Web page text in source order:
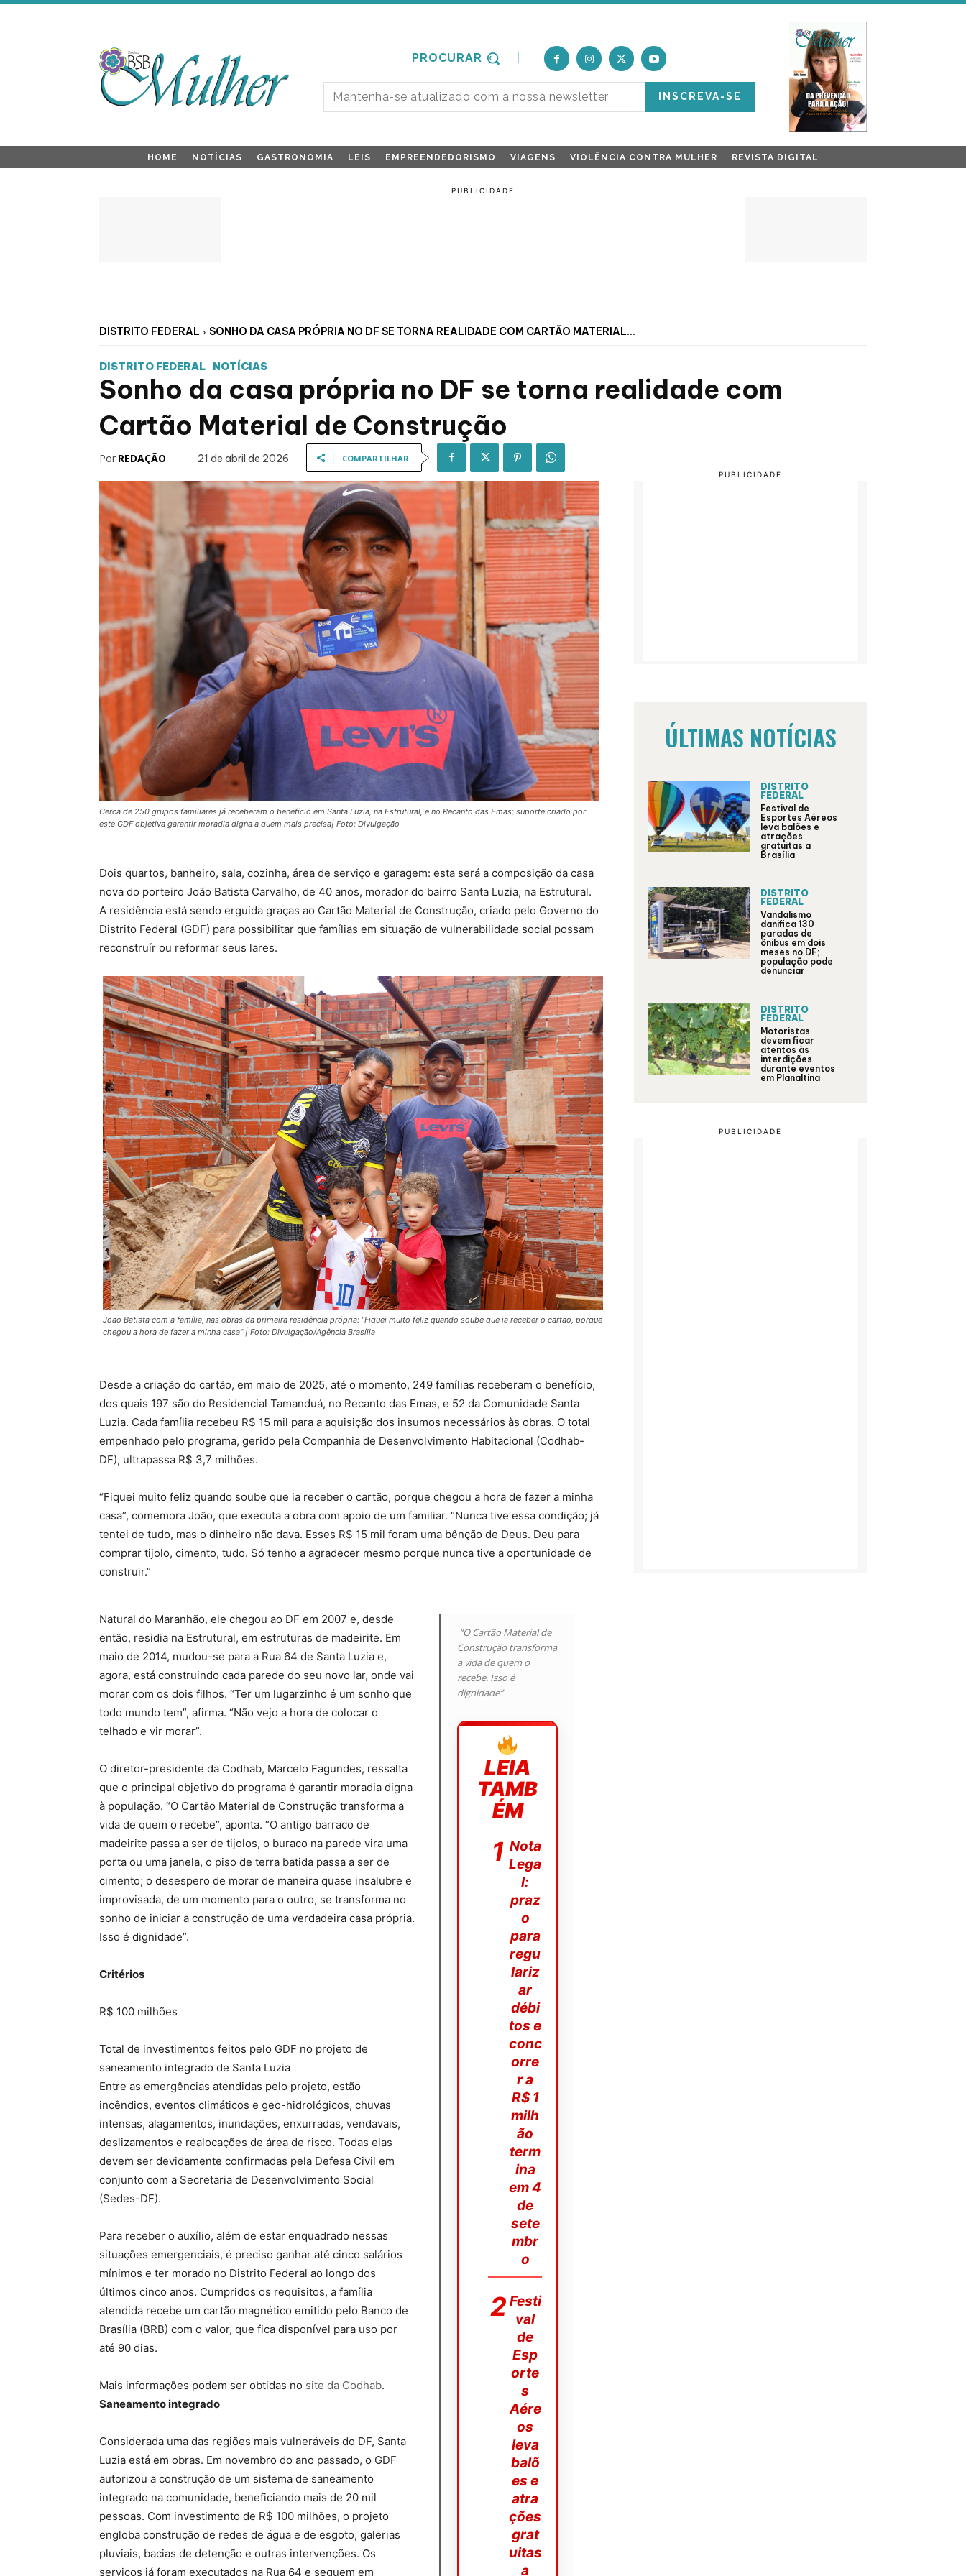
PROCURAR
INSCREVA-SE
HOME NOTÍCIAS GASTRONOMIA LEIS EMPREENDEDORISMO VIAGENS VIOLÊNCIA CONTRA MULHER REVISTA DIGITAL
DISTRITO FEDERAL SONHO DA CASA PRÓPRIA NO DF SE TORNA REALIDADE COM CARTÃO MATERIAL...
DISTRITO FEDERAL NOTÍCIAS
Sonho da casa própria no DF se torna realidade com
Cartão Material de Construção
Por REDAÇÃO 21 de abril de 2026 COMPARTILHAR
Cerca de 250 grupos familiares já receberam o benefício em Santa Luzia, na Estrutural, e no Recanto das Emas; suporte criado por
este GDF objetiva garantir moradia digna a quem mais precisa| Foto: Divulgação
Dois quartos, banheiro, sala, cozinha, área de serviço e garagem: esta será a composição da casa
nova do porteiro João Batista Carvalho, de 40 anos, morador do bairro Santa Luzia, na Estrutural.
A residência está sendo erguida graças ao Cartão Material de Construção, criado pelo Governo do
Distrito Federal (GDF) para possibilitar que famílias em situação de vulnerabilidade social possam
reconstruír ou reformar seus lares.
João Batista com a família, nas obras da primeira residência própria: “Fiquei muito feliz quando soube que ia receber o cartão, porque
chegou a hora de fazer a minha casa” | Foto: Divulgação/Agência Brasília
Desde a criação do cartão, em maio de 2025, até o momento, 249 famílias receberam o benefício,
dos quais 197 são do Residencial Tamanduá, no Recanto das Emas, e 52 da Comunidade Santa
Luzia. Cada família recebeu R$ 15 mil para a aquisição dos insumos necessários às obras. O total
empenhado pelo programa, gerido pela Companhia de Desenvolvimento Habitacional (Codhab-
DF), ultrapassa R$ 3,7 milhões.
“Fiquei muito feliz quando soube que ia receber o cartão, porque chegou a hora de fazer a minha
casa”, comemora João, que executa a obra com apoio de um familiar. “Nunca tive essa condição; já
tentei de tudo, mas o dinheiro não dava. Esses R$ 15 mil foram uma bênção de Deus. Deu para
comprar tijolo, cimento, tudo. Só tenho a agradecer mesmo porque nunca tive a oportunidade de
construir.”
“O Cartão Material de
Construção transforma
a vida de quem o
recebe. Isso é
dignidade”
LEIA
TAMB
ÉM
Nota
Lega
l:
praz
o
para
regu
lariz
ar
débi
tos e
conc
orre
r a
R$ 1
milh
ão
term
ina
em 4
de
sete
mbr
o
Festi
val
de
Esp
orte
s
Aére
os
leva
balõ
es e
atra
ções
grat
uitas
a
Natural do Maranhão, ele chegou ao DF em 2007 e, desde
então, residia na Estrutural, em estruturas de madeirite. Em
maio de 2014, mudou-se para a Rua 64 de Santa Luzia e,
agora, está construindo cada parede do seu novo lar, onde vai
morar com os dois filhos. “Ter um lugarzinho é um sonho que
todo mundo tem”, afirma. “Não vejo a hora de colocar o
telhado e vir morar”.
O diretor-presidente da Codhab, Marcelo Fagundes, ressalta
que o principal objetivo do programa é garantir moradia digna
à população. “O Cartão Material de Construção transforma a
vida de quem o recebe”, aponta. “O antigo barraco de
madeirite passa a ser de tijolos, o buraco na parede vira uma
porta ou uma janela, o piso de terra batida passa a ser de
cimento; o desespero de morar de maneira quase insalubre e
improvisada, de um momento para o outro, se transforma no
sonho de iniciar a construção de uma verdadeira casa própria.
Isso é dignidade”.
Critérios
R$ 100 milhões
Total de investimentos feitos pelo GDF no projeto de
saneamento integrado de Santa Luzia
Entre as emergências atendidas pelo projeto, estão
incêndios, eventos climáticos e geo-hidrológicos, chuvas
intensas, alagamentos, inundações, enxurradas, vendavais,
deslizamentos e realocações de área de risco. Todas elas
devem ser devidamente confirmadas pela Defesa Civil em
conjunto com a Secretaria de Desenvolvimento Social
(Sedes-DF).
Para receber o auxílio, além de estar enquadrado nessas
situações emergenciais, é preciso ganhar até cinco salários
mínimos e ter morado no Distrito Federal ao longo dos
últimos cinco anos. Cumpridos os requisitos, a família
atendida recebe um cartão magnético emitido pelo Banco de
Brasília (BRB) com o valor, que fica disponível para uso por
até 90 dias.
Mais informações podem ser obtidas no site da Codhab.
Saneamento integrado
Considerada uma das regiões mais vulneráveis do DF, Santa
Luzia está em obras. Em novembro do ano passado, o GDF
autorizou a construção de um sistema de saneamento
integrado na comunidade, beneficiando mais de 20 mil
pessoas. Com investimento de R$ 100 milhões, o projeto
engloba construção de redes de água e de esgoto, galerias
pluviais, bacias de detenção e outras intervenções. Os
serviços já foram executados na Rua 64 e seguem em
ÚLTIMAS NOTÍCIAS
DISTRITO
FEDERAL
Festival de
Esportes Aéreos
leva balões e
atrações
gratuitas a
Brasília
DISTRITO
FEDERAL
Vandalismo
danifica 130
paradas de
ônibus em dois
meses no DF;
população pode
denunciar
DISTRITO
FEDERAL
Motoristas
devem ficar
atentos às
interdições
durante eventos
em Planaltina